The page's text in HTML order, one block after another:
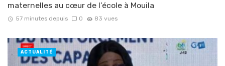
maternelles au cœur de l’école à Mouila
57 minutes depuis 0 83 vues
ACTUALITÉ